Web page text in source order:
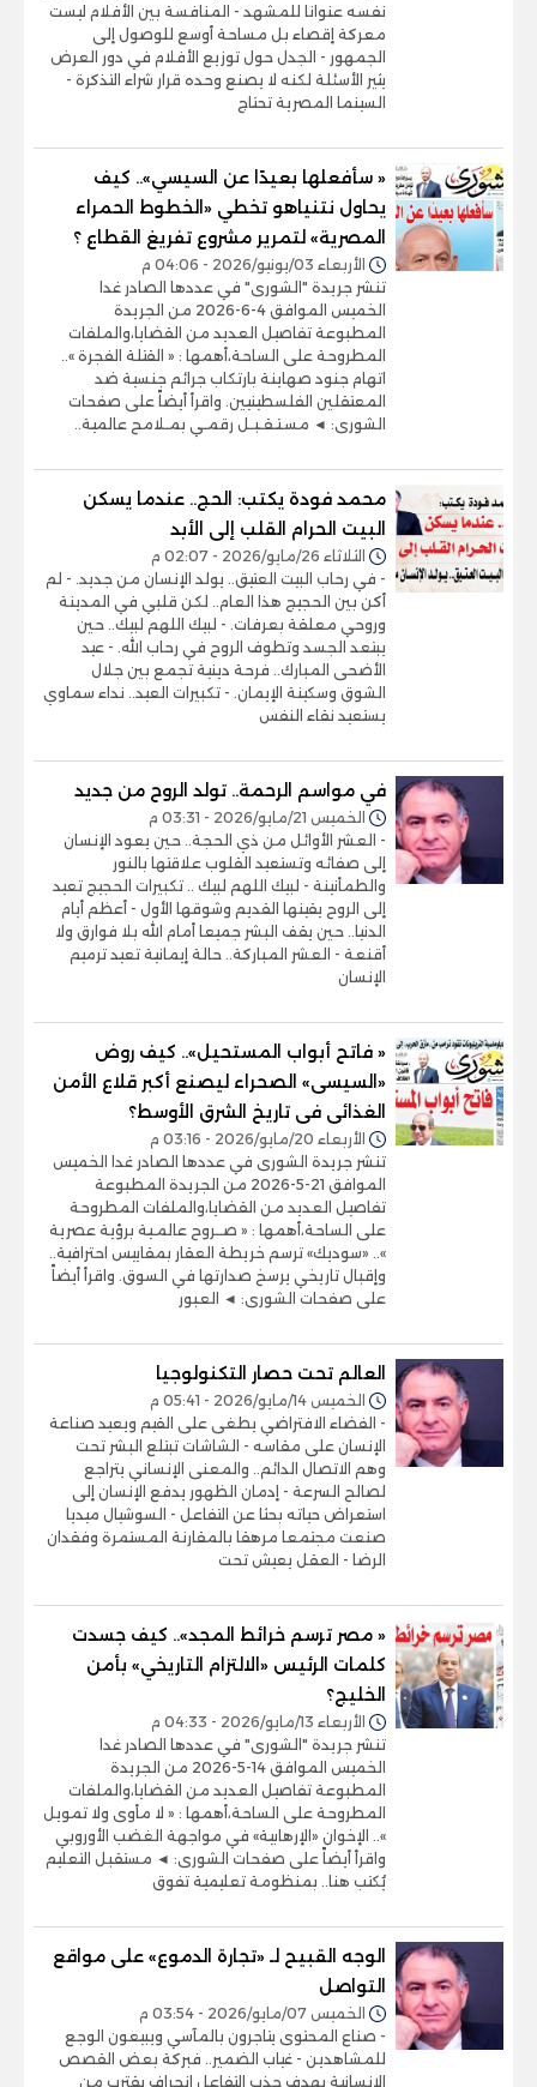
نفسه عنوانا للمشهد - المنافسة بين الأفلام ليست
معركة إقصاء بل مساحة أوسع للوصول إلى
الجمهور - الجدل حول توزيع الأفلام في دور العرض
يثير الأسئلة لكنه لا يصنع وحده قرار شراء التذكرة -
السينما المصرية تحتاج
« سأفعلها بعيدًا عن السيسي».. كيف
يحاول نتنياهو تخطي «الخطوط الحمراء
المصرية» لتمرير مشروع تفريغ القطاع ؟
الأربعاء 03/يونيو/2026 - 04:06 م
تنشر جريدة "الشورى" في عددها الصادر غدا
الخميس الموافق 4-6-2026 من الجريدة
المطبوعة تفاصيل العديد من القضايا،والملفات
المطروحة على الساحة،أهمها : « القتلة الفجرة »..
اتهام جنود صهاينة بارتكاب جرائم جنسية ضد
المعتقلين الفلسطينيين. واقرأ أيضاً على صفحات
الشورى: ◄ مسـتـقـبـل رقمـي بمـلامح عالمية..
محمد فودة يكتب: الحج.. عندما يسكن
البيت الحرام القلب إلى الأبد
الثلاثاء 26/مايو/2026 - 02:07 م
- في رحاب البيت العتيق.. يولد الإنسان من جديد. - لم
أكن بين الحجيج هذا العام.. لكن قلبي في المدينة
وروحي معلقة بعرفات. - لبيك اللهم لبيك.. حين
يبتعد الجسد وتطوف الروح في رحاب الله. - عيد
الأضحى المبارك.. فرحة دينية تجمع بين جلال
الشوق وسكينة الإيمان. - تكبيرات العيد.. نداء سماوي
يستعيد نقاء النفس
في مواسم الرحمة.. تولد الروح من جديد
الخميس 21/مايو/2026 - 03:31 م
- العشر الأوائل من ذي الحجة.. حين يعود الإنسان
إلى صفائه وتستعيد القلوب علاقتها بالنور
والطمأنينة - لبيك اللهم لبيك .. تكبيرات الحجيج تعيد
إلى الروح يقينها القديم وشوقها الأول - أعظم أيام
الدنيا.. حين يقف البشر جميعا أمام الله بلا فوارق ولا
أقنعة - العشر المباركة.. حالة إيمانية تعيد ترميم
الإنسان
« فاتح أبواب المستحيل».. كيف روض
«السيسى» الصحراء ليصنع أكبر قلاع الأمن
الغذائى فى تاريخ الشرق الأوسط؟
الأربعاء 20/مايو/2026 - 03:16 م
تنشر جريدة الشورى في عددها الصادر غدا الخميس
الموافق 21-5-2026 من الجريدة المطبوعة
تفاصيل العديد من القضايا،والملفات المطروحة
على الساحة،أهمها : « صــروح عالمـية برؤية عصرية
».. «سوديك» ترسم خريطة العقار بمقاييس احترافية..
وإقبال تاريخي يرسخ صدارتها في السوق. واقرأ أيضاً
على صفحات الشورى: ◄ العبور
العالم تحت حصار التكنولوجيا
الخميس 14/مايو/2026 - 05:41 م
- الفضاء الافتراضي يطغى على القيم ويعيد صناعة
الإنسان على مقاسه - الشاشات تبتلع البشر تحت
وهم الاتصال الدائم.. والمعنى الإنساني يتراجع
لصالح السرعة - إدمان الظهور يدفع الإنسان إلى
استعراض حياته بحثا عن التفاعل - السوشيال ميديا
صنعت مجتمعا مرهقا بالمقارنة المستمرة وفقدان
الرضا - العقل يعيش تحت
« مصر ترسم خرائط المجد».. كيف جسدت
كلمات الرئيس «الالتزام التاريخي» بأمن
الخليج؟
الأربعاء 13/مايو/2026 - 04:33 م
تنشر جريدة "الشورى" في عددها الصادر غدا
الخميس الموافق 14-5-2026 من الجريدة
المطبوعة تفاصيل العديد من القضايا،والملفات
المطروحة على الساحة،أهمها : « لا مأوى ولا تمويل
».. الإخوان «الإرهابية» في مواجهة الغضب الأوروبي
واقرأ أيضاً على صفحات الشورى: ◄ مستقبل التعليم
يُكتب هنا.. بمنظومة تعليمية تفوق
الوجه القبيح لـ «تجارة الدموع» على مواقع
التواصل
الخميس 07/مايو/2026 - 03:54 م
- صناع المحتوى يتاجرون بالمآسي ويبيعون الوجع
للمشاهدين - غياب الضمير.. فبركة بعض القصص
الإنسانية بهدف جذب التفاعل انحراف يقترب من